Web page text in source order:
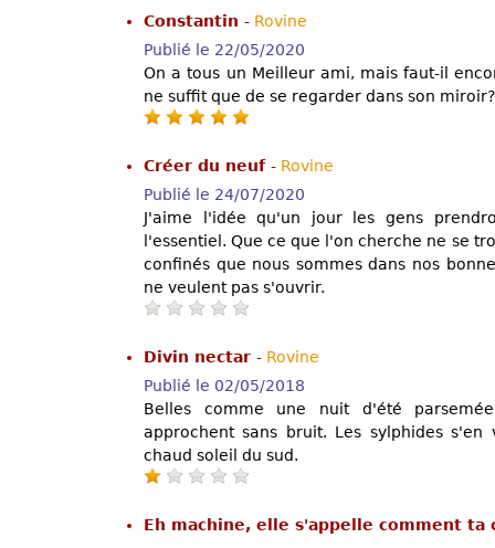
Constantin - Rovine
Publié le 22/05/2020
On a tous un Meilleur ami, mais faut-il
ne suffit que de se regarder dans son miroir?
Créer du neuf - Rovine
Publié le 24/07/2020
J'aime l'idée qu'un jour les gens
l'essentiel. Que ce que l'on cherche ne se
confinés que nous sommes dans nos
ne veulent pas s'ouvrir.
Divin nectar - Rovine
Publié le 02/05/2018
Belles comme une nuit d'été
approchent sans bruit. Les sylphides
chaud soleil du sud.
Eh machine, elle s'appelle comment ta